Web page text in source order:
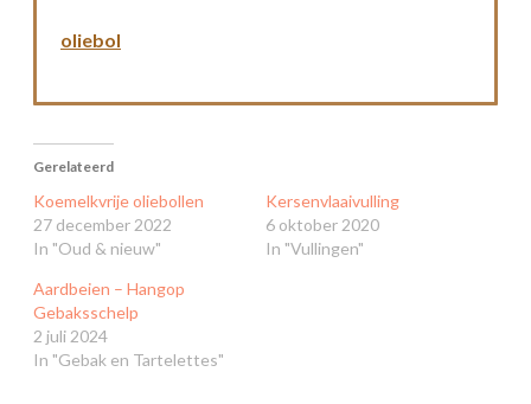
oliebol
Gerelateerd
Koemelkvrije oliebollen
27 december 2022
In "Oud & nieuw"
Kersenvlaaivulling
6 oktober 2020
In "Vullingen"
Aardbeien – Hangop
Gebaksschelp
2 juli 2024
In "Gebak en Tartelettes"